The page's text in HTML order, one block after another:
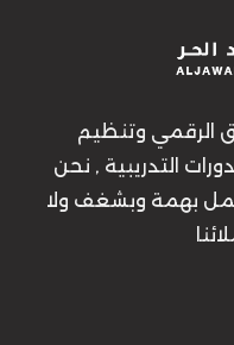
الرقمي وتنظيم
التدريبية , نحن
بهمة وبشغف ولا